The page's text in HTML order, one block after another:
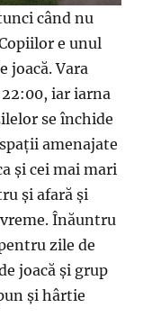
când nu
e unul
joacă. Vara
iar iarna
se închide
amenajate
și cei mai mari
și afară și
Înăuntru
zile de
joacă și grup
și hârtie